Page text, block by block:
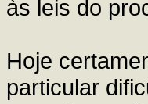
às leis do
Hoje
particular